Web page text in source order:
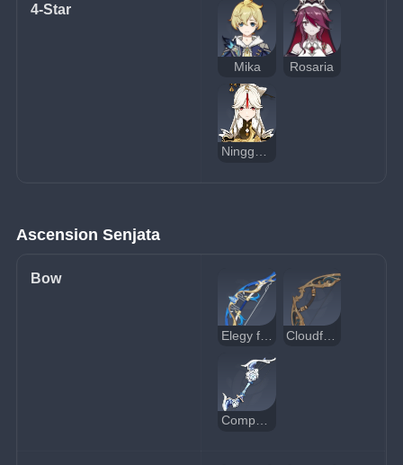
4-Star
Mika Rosaria
Ningguang
Ascension Senjata
Bow
Elegy for the End
Compound Bow